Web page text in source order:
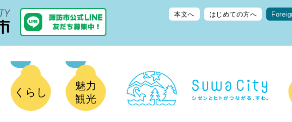
本文へ はじめての方へ
くらし
魅力
観光